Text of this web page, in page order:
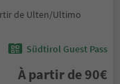
de Ulten/Ultimo
Südtirol Guest Pass
À partir de 90€